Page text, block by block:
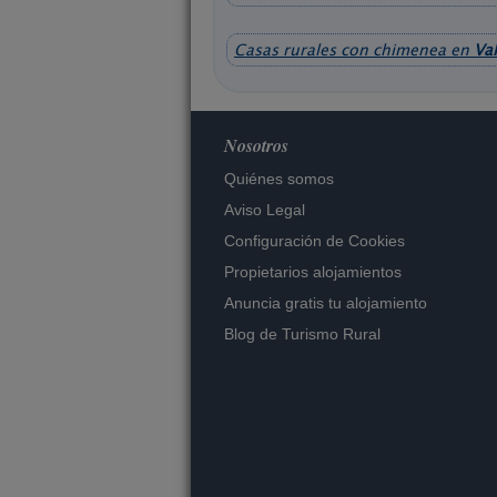
Casas rurales con chimenea en
Nosotros
Quiénes somos
Aviso Legal
Configuración de Cookies
Propietarios alojamientos
Anuncia gratis tu alojamiento
Blog de Turismo Rural